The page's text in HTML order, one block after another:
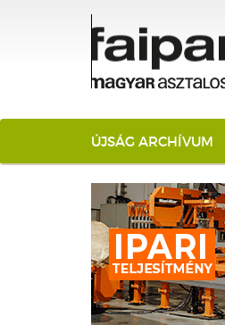
ÚJSÁG ARCHÍVUM